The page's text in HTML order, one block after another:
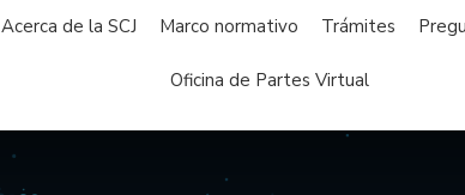
Acerca de la SCJ Marco normativo Trámites
Oficina de Partes Virtual